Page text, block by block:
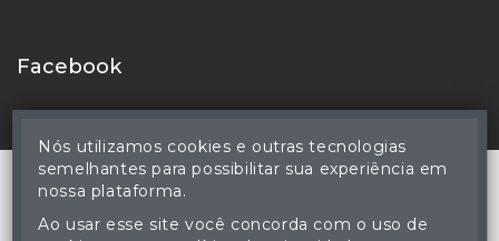
Facebook
© Hercules Valazuela Coutinho - Leiloeiro Público Oficial -
Nós utilizamos cookies e outras tecnologias
semelhantes para possibilitar sua experiência em
nossa plataforma.
Ao usar esse site você concorda com o uso de